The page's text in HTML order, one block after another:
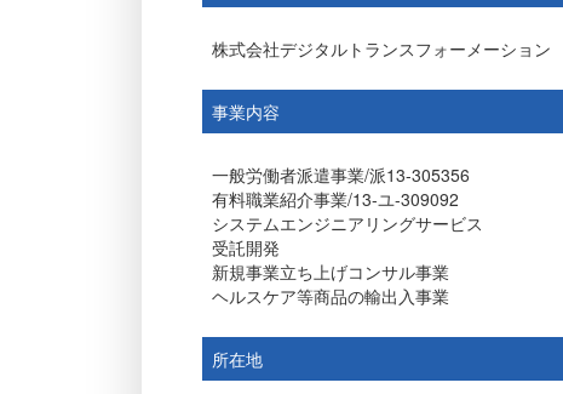
株式会社デジタルトランスフォーメーション
事業内容
一般労働者派遣事業/派13-305356
有料職業紹介事業/13-ユ-309092
システムエンジニアリングサービス
受託開発
新規事業立ち上げコンサル事業
ヘルスケア等商品の輸出入事業
所在地